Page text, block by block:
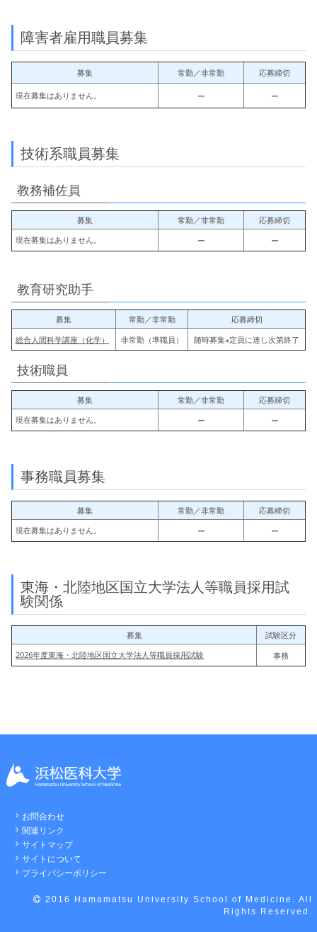
障害者雇用職員募集
募集 常勤／非常勤 応募締切
現在募集はありません。 ー ー
技術系職員募集
教務補佐員
募集 常勤／非常勤
応募締切
現在募集はありません。
ー ー
教育研究助手
募集 常勤／非常勤
応募締切
総合人間科学講座（化学）
非常勤（準職員） 随時募集※定員に達し次第終了
技術職員
募集 常勤／非常勤
応募締切
現在募集はありません。
ー ー
事務職員募集
募集 常勤／非常勤
応募締切
現在募集はありません。
ー ー
東海・北陸地区国立大学法人等職員採用試
験関係
募集
試験区分
2026年度東海・北陸地区国立大学法人等職員採用試験
事務
お問合わせ
関連リンク
サイトマップ
サイトについて
プライバシーポリシー
2016 Hamamatsu University School of Medicine. All
Rights Reserved.